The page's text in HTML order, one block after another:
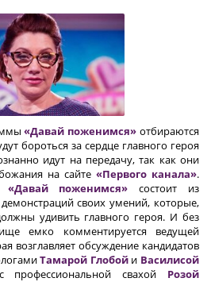
«Давай поженимся» отбираются
бороться за сердце главного героя
идут на передачу, так как они
на сайте «Первого канала».
«Давай поженимся» состоит из
своих умений, которые,
удивить главного героя. И без
емко комментируется ведущей
возглавляет обсуждение кандидатов
Тамарой Глобойи Василисой
свахой Розой